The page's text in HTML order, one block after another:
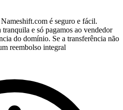
é seguro e fácil.
e só pagamos ao vendedor
do domínio. Se a transferência não
reembolso integral